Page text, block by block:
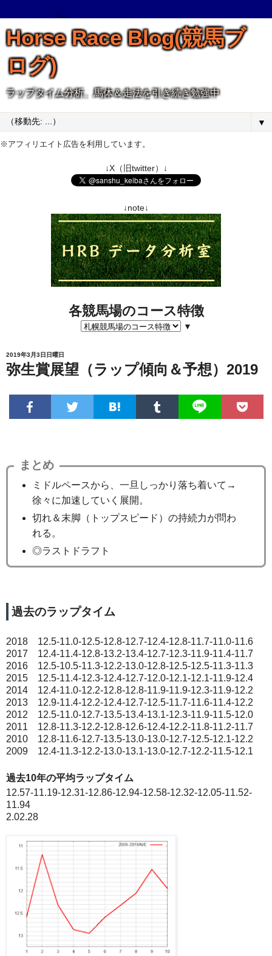
Horse Race Blog(競馬ブ
ログ)
ラップタイム分析、馬体＆走法を引き続き勉強中
▼
※アフィリエイト広告を利用しています。
↓X（旧twitter）↓
↓note↓
各競馬場のコース特徴
▼
2019年3月3日日曜日
弥生賞展望（ラップ傾向＆予想）2019
まとめ
ミドルペースから、一旦しっかり落ち着いて→
徐々に加速していく展開。
切れ＆末脚（トップスピード）の持続力が問わ
れる。
◎ラストドラフト
過去のラップタイム
2018 12.5-11.0-12.5-12.8-12.7-12.4-12.8-11.7-11.0-11.6
2017 12.4-11.4-12.8-13.2-13.4-12.7-12.3-11.9-11.4-11.7
2016 12.5-10.5-11.3-12.2-13.0-12.8-12.5-12.5-11.3-11.3
2015 12.5-11.4-12.3-12.4-12.7-12.0-12.1-12.1-11.9-12.4
2014 12.4-11.0-12.2-12.8-12.8-11.9-11.9-12.3-11.9-12.2
2013 12.9-11.4-12.2-12.4-12.7-12.5-11.7-11.6-11.4-12.2
2012 12.5-11.0-12.7-13.5-13.4-13.1-12.3-11.9-11.5-12.0
2011 12.8-11.3-12.2-12.8-12.6-12.4-12.2-11.8-11.2-11.7
2010 12.8-11.6-12.7-13.5-13.0-13.0-12.7-12.5-12.1-12.2
2009 12.4-11.3-12.2-13.0-13.1-13.0-12.7-12.2-11.5-12.1
過去10年の平均ラップタイム
12.57-11.19-12.31-12.86-12.94-12.58-12.32-12.05-11.52-
11.94
2.02.28